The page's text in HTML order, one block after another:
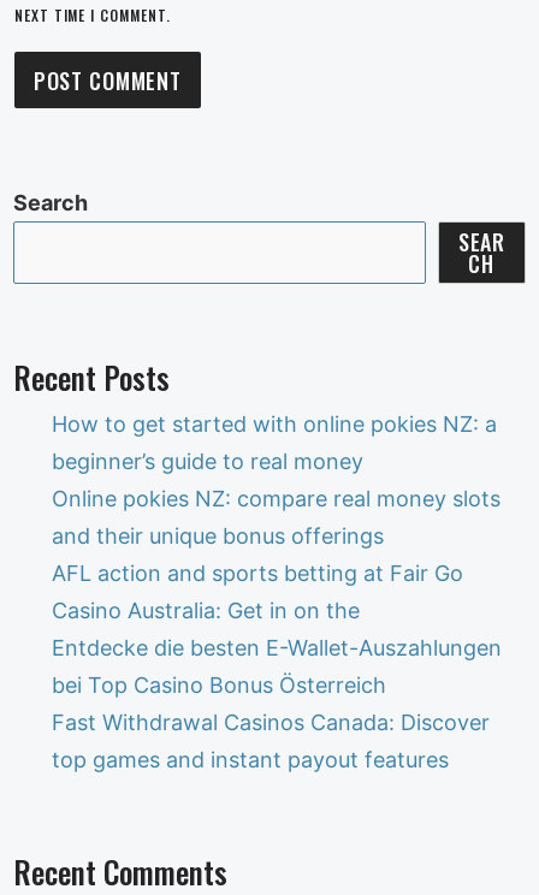
NEXT TIME I COMMENT.
Search
SEAR
CH
Recent Posts
How to get started with online pokies NZ: a
beginner’s guide to real money
Online pokies NZ: compare real money slots
and their unique bonus offerings
AFL action and sports betting at Fair Go
Casino Australia: Get in on the
Entdecke die besten E-Wallet-Auszahlungen
bei Top Casino Bonus Österreich
Fast Withdrawal Casinos Canada: Discover
top games and instant payout features
Recent Comments